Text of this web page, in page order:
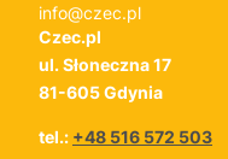
info@czec.pl
Czec.pl
ul. Słoneczna 17
81-605 Gdynia
tel.: +48 516 572 503